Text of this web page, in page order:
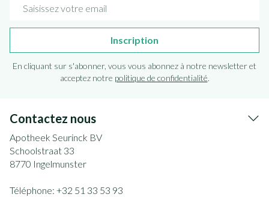
Inscription
En cliquant sur s'abonner, vous vous abonnez à notre newsletter et
acceptez notre politique de confidentialité.
Contactez nous
Apotheek Seurinck BV
Schoolstraat 33
8770 Ingelmunster
Téléphone: +32 51 33 53 93